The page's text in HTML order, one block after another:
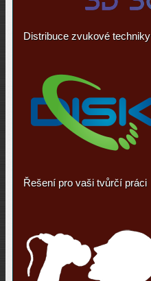
Distribuce zvukové techniky
Řešení pro vaši tvůrčí práci